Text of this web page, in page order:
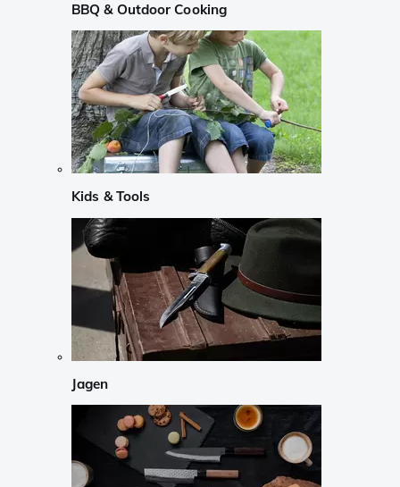
BBQ & Outdoor Cooking
Kids & Tools
Jagen